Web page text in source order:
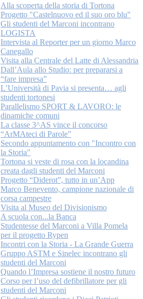
Alla scoperta della storia di Tortona
Progetto "Castelnuovo ed il suo oro blu"
Gli studenti del Marconi incontrano
LOGISTA
Intervista al Reporter per un giorno Marco
Canegallo
Visita alla Centrale del Latte di Alessandria
Dall’Aula allo Studio: per prepararsi a
“fare impresa”
L’Università di Pavia si presenta… agli
studenti tortonesi
Parallelismo SPORT & LAVORO: le
dinamiche comuni
La classe 3^AS vince il concorso
“ArMAteci di Parole”
Secondo appuntamento con "Incontro con
la Storia"
Tortona si veste di rosa con la locandina
creata dagli studenti del Marconi
Progetto “Diderot”, tutto in un’App
Marco Benevento, campione nazionale di
corsa campestre
Visita al Museo del Divisionismo
A scuola con...la Banca
Studentesse del Marconi a Villa Pomela
per il progetto Rypen
Incontri con la Storia - La Grande Guerra
Gruppo ASTM e Sinelec incontrano gli
studenti del Marconi
Quando l’Impresa sostiene il nostro futuro
Corso per l’uso del defibrillatore per gli
studenti del Marconi